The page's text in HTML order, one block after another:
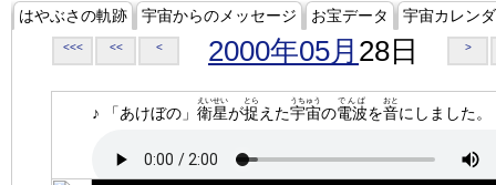
はやぶさの軌跡 宇宙からのメッセージ お宝データ 宇宙カレン
<<< << < 2000年05月 28日 >
♪ 「あけぼの」 衛星
えいせい
が捉
とら
えた宇宙
うちゅう
の電波
でんぱ
を音
おと
にしました。